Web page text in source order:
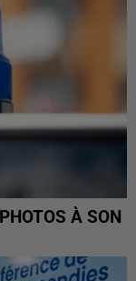
À SON